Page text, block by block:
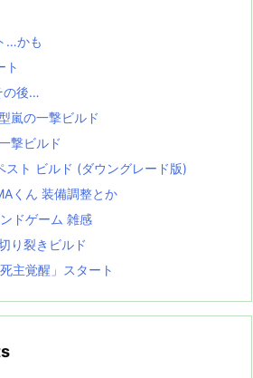
…かも
ト
の後…
嵐の一撃ビルド
撃ビルド
スト ビルド (ダウングレード版)
くん 装備調整とか
ドゲーム 雑感
り裂きビルド
主覚醒」スタート